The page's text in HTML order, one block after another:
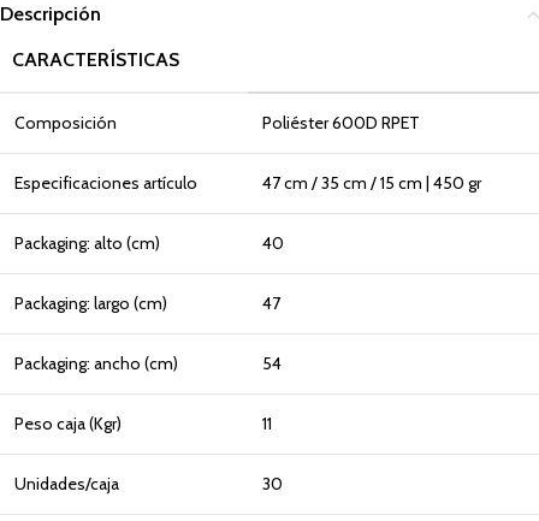
Descripción
CARACTERÍSTICAS
Composición Poliéster 600D RPET
Especificaciones artículo 47 cm / 35 cm / 15 cm | 450 gr
Packaging: alto (cm) 40
Packaging: largo (cm) 47
Packaging: ancho (cm) 54
Peso caja (Kgr) 11
Unidades/caja 30